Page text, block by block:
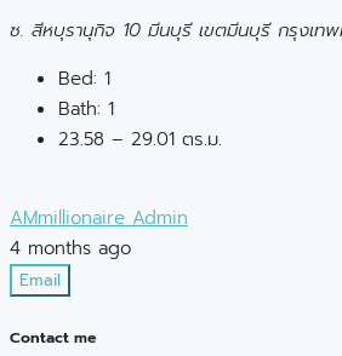
ซ. สีหบุรานุกิจ 10 มีนบุรี เขตมีนบุรี กรุงเทพ
Bed: 1
Bath: 1
23.58 – 29.01 ตร.ม.
AMmillionaire Admin
4 months ago
Email
Contact me